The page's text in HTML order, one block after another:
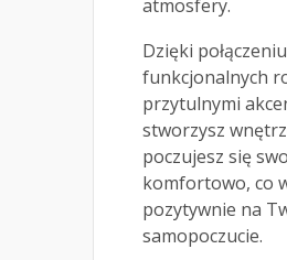
atmosfery.
Dzięki połączeniu
funkcjonalnych
przytulnymi
stworzysz
poczujesz się
komfortowo, co
pozytywnie na
samopoczucie.